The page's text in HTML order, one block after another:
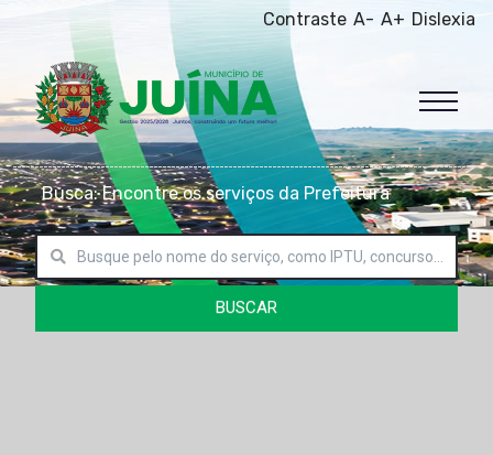
Contraste A- A+ Dislexia
Busca: Encontre os serviços da Prefeitura
BUSCAR